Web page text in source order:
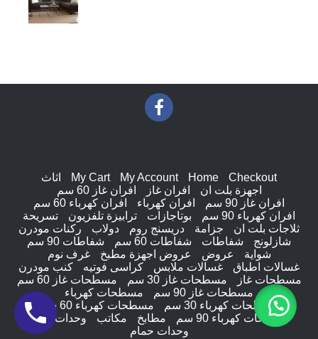
Checkout
Home
My Account
My Cart
اثاث
اجهزة بلت ان
افران غاز
افران غاز 60 سم
افران غاز 90 سم
افران كهرباء
افران كهرباء 60 سم
افران كهرباء 90 سم
بوتاجازات ترابيزة تلفزيون
تسريحة
ثلاجات بلت ان
جزامة دريسنج روم دولاب
ركنات مودرن
شازلونج
شفاطات شفاطات 60 سم
شفاطات 90 سم
شواية
عروض عروض اجهزة مطبخ
غرف نوم
غسالات اطباق
غسالات ملابس كراسى فوتيه
كنب مودرن
مسطحات غاز
مسطحات غاز 30 سم
مسطحات غاز 60 سم
مسطحات غاز 90 سم
مسطحات كهرباء
مسطحات كهرباء 30 سم
مسطحات كهرباء 60 سم
مسطحات كهرباء 90 سم
مطابخ مكاتب
وحدات ادراج
وحدات حمام